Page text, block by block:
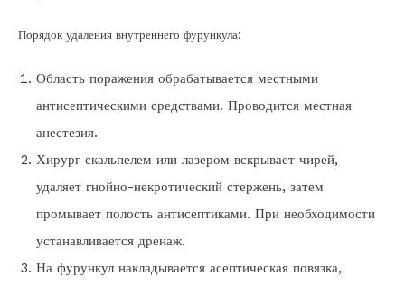
Порядок удаления внутреннего фурункула:
Область поражения обрабатывается местными
антисептическими средствами. Проводится местная
анестезия.
Хирург скальпелем или лазером вскрывает чирей,
удаляет гнойно-некротический стержень, затем
промывает полость антисептиками. При необходимости
устанавливается дренаж.
На фурункул накладывается асептическая повязка,